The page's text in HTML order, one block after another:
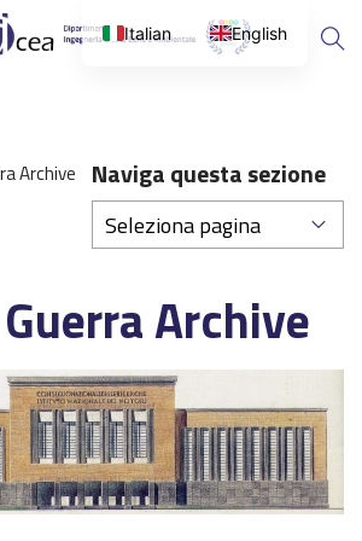
Archive Naviga questa sezione
Archive
Italian English